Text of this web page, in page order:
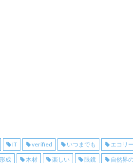
IT verified いつまでも エコリ
形成 木材 楽しい 眼鏡 自然界